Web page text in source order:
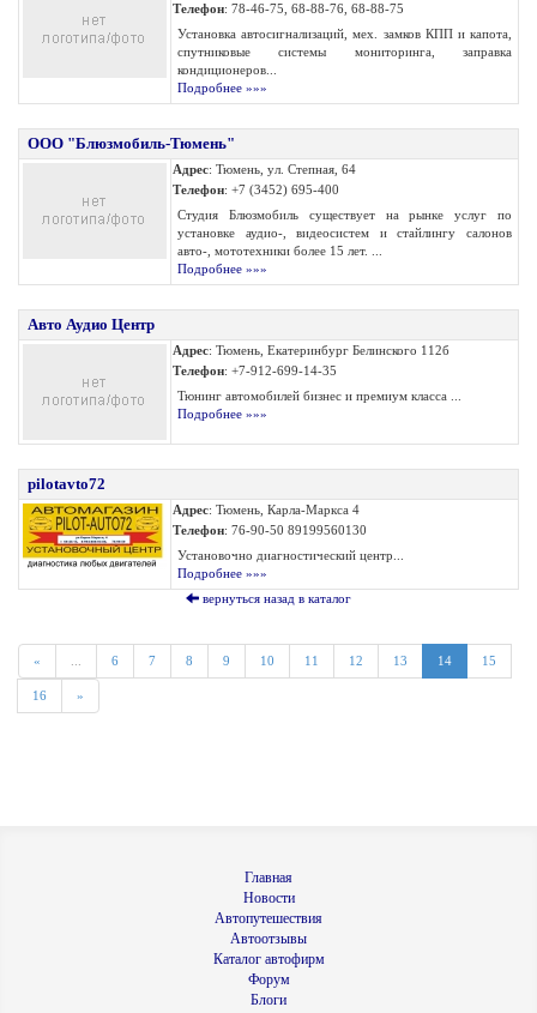
Телефон: 78-46-75, 68-88-76, 68-88-75
Установка автосигнализаций, мех. замков КПП и капота,
спутниковые системы мониторинга, заправка
кондиционеров...
Подробнее »»»
ООО "Блюзмобиль-Тюмень"
Адрес: Тюмень, ул. Степная, 64
Телефон: +7 (3452) 695-400
Студия Блюзмобиль существует на рынке услуг по
установке аудио-, видеосистем и стайлингу салонов
авто-, мототехники более 15 лет. ...
Подробнее »»»
Авто Аудио Центр
Адрес: Тюмень, Екатеринбург Белинского 112б
Телефон: +7-912-699-14-35
Тюнинг автомобилей бизнес и премиум класса ...
Подробнее »»»
pilotavto72
Адрес: Тюмень, Карла-Маркса 4
Телефон: 76-90-50 89199560130
Установочно диагностический центр...
Подробнее »»»
вернуться назад в каталог
« 6 7 8 9 10 11 12 13 14 15
16 »
Главная
Новости
Автопутешествия
Автоотзывы
Каталог автофирм
Форум
Блоги